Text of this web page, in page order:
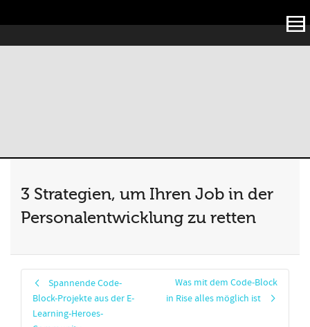
3 Strategien, um Ihren Job in der
Personalentwicklung zu retten
Spannende Code-
Block-Projekte aus der E-
Learning-Heroes-
Was mit dem Code-Block
in Rise alles möglich ist